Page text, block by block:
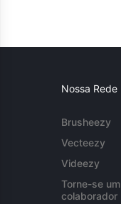
Nossa Rede
Brusheezy
Vecteezy
Videezy
Torne-se um
colaborador